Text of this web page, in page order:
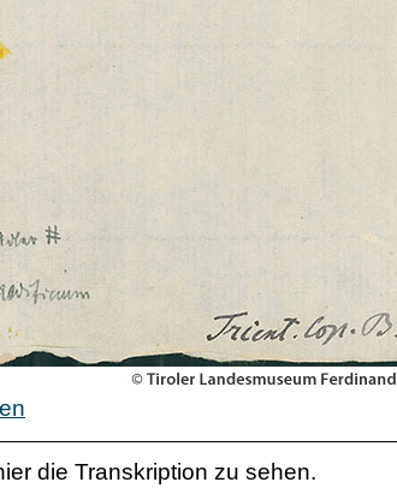
die Transkription zu sehen.